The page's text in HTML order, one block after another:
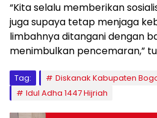
“Kita selalu memberikan
juga supaya tetap menjaga
limbahnya ditangani dengan
menimbulkan pencemaran,”
Tag: Diskanak Kabupaten
Idul Adha 1447 Hijriah